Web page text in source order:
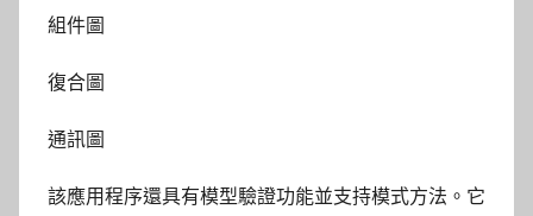
組件圖
復合圖
通訊圖
該應用程序還具有模型驗證功能並支持模式方法。它